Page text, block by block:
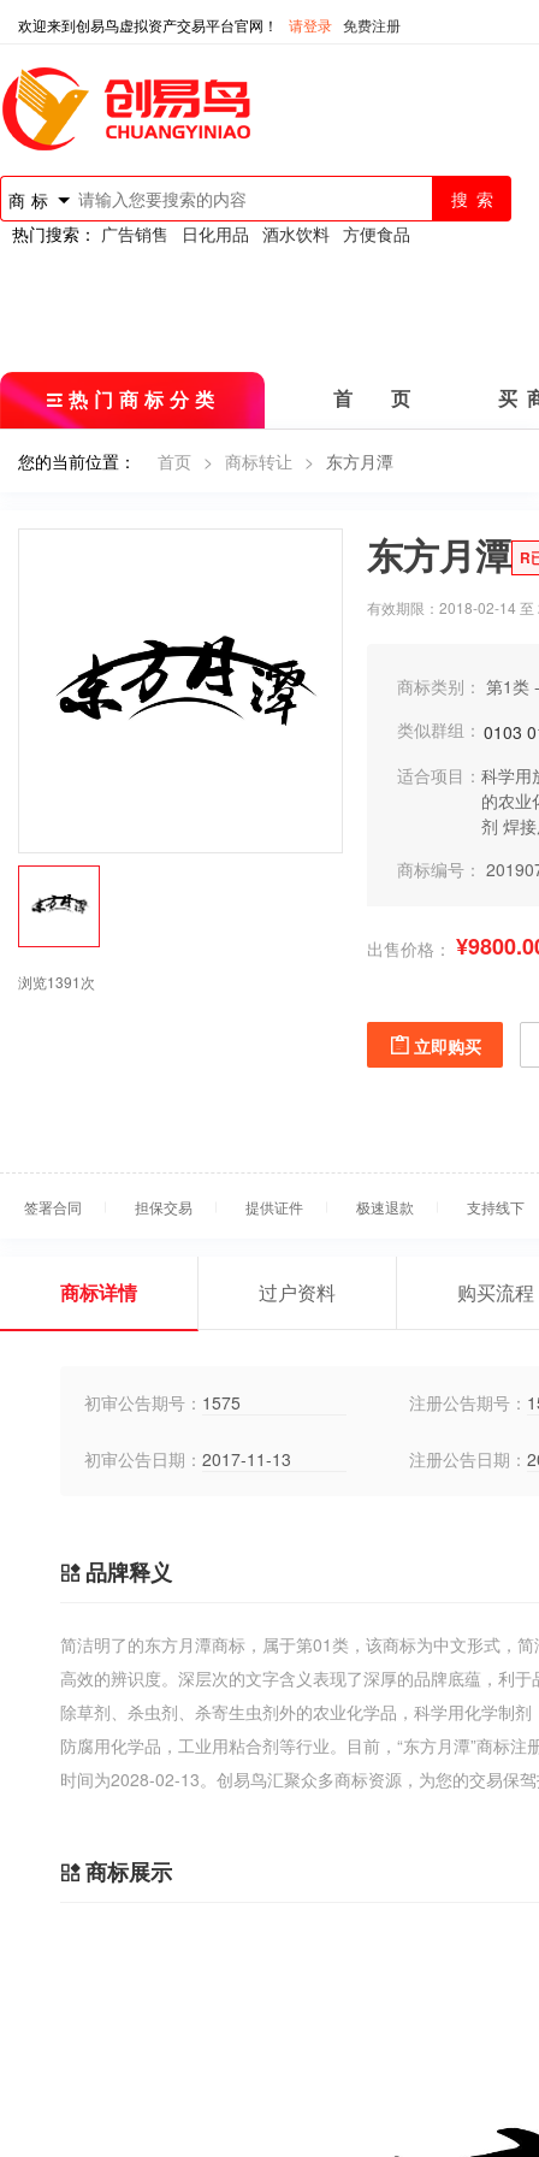
欢迎来到创易鸟虚拟资产交易平台官网！ 请登录 免费注册
商标
热门搜索： 广告销售 日化用品 酒水饮料 方便食品
热门商标分类 首 页 买
您的当前位置： 首页 > 商标转让 > 东方月潭
浏览1391次
东方月潭 R
有效期限：2018-02-14
商标类别： 第1类
类似群组： 0103
适合项目： 科学用
的农业
剂 焊
商标编号：
出售价格：
立即购买
签署合同 担保交易 提供证件 极速退款 支持线下
商标详情 过户资料 购买流程
初审公告期号： 1575 注册公告期号：
初审公告日期： 2017-11-13 注册公告日期：
品牌释义
简洁明了的东方月潭商标，属于第01类，该商标为中文形式，
高效的辨识度。深层次的文字含义表现了深厚的品牌底蕴，利
除草剂、杀虫剂、杀寄生虫剂外的农业化学品，科学用化学制
防腐用化学品，工业用粘合剂等行业。目前，“东方月潭”商标
时间为2028-02-13。创易鸟汇聚众多商标资源，为您的交易保
商标展示